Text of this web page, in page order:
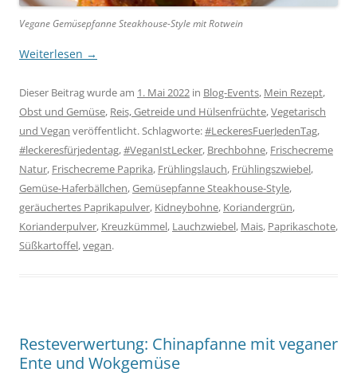
Vegane Gemüsepfanne Steakhouse-Style mit Rotwein
Weiterlesen →
Dieser Beitrag wurde am 1. Mai 2022 in Blog-Events, Mein Rezept,
Obst und Gemüse, Reis, Getreide und Hülsenfrüchte,Vegetarisch
und Vegan veröffentlicht. Schlagworte:#LeckeresFuerJedenTag,
#leckeresfürjedentag,#VeganIstLecker, Brechbohne, Frischecreme
Natur, Frischecreme Paprika, Frühlingslauch, Frühlingszwiebel,
Gemüse-Haferbällchen,Gemüsepfanne Steakhouse-Style,
geräuchertes Paprikapulver, Kidneybohne, Koriandergrün,
Korianderpulver, Kreuzkümmel, Lauchzwiebel, Mais, Paprikaschote,
Süßkartoffel,vegan.
Resteverwertung: Chinapfanne mit veganer
Ente und Wokgemüse